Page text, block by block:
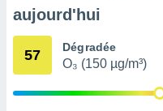
ou
aujourd'hui
57 Dégradée
O₃ (150 µg/m³)